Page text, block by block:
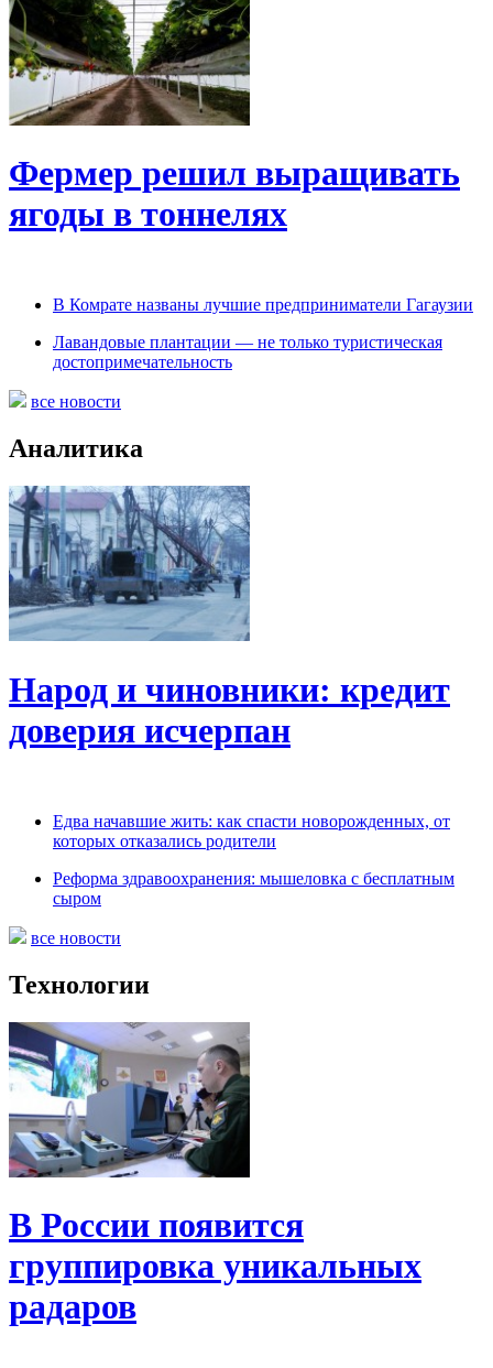
Фермер решил выращивать
ягоды в тоннелях
В Комрате названы лучшие предприниматели Гагаузии
Лавандовые плантации — не только туристическая
достопримечательность
все новости
Аналитика
Народ и чиновники: кредит
доверия исчерпан
Едва начавшие жить: как спасти новорожденных, от
которых отказались родители
Реформа здравоохранения: мышеловка с бесплатным
сыром
все новости
Технологии
В России появится
группировка уникальных
радаров